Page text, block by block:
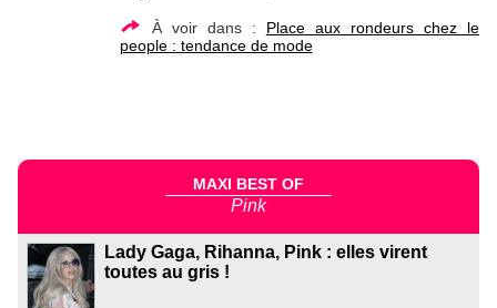
À voir dans : Place aux rondeurs chez le
people : tendance de mode
MAXI BEST OF
Pink
Lady Gaga, Rihanna, Pink : elles virent
toutes au gris !